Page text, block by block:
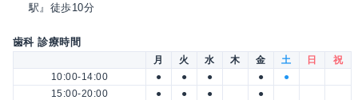
駅』徒歩10分
歯科 診療時間
月 火 水 木 金 土 日
祝
10:00-14:00
● ● ● ●
●
15:00-20:00
● ● ●
●